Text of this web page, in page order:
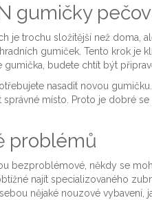
gumičky
je trochu složitější než doma,
gumiček. Tento krok je
budete chtít být
nasadit novou
místo. Proto je dobré
problémů
bezproblémové, někdy se
najít specializovaného
nějaké nouzové vybavení,